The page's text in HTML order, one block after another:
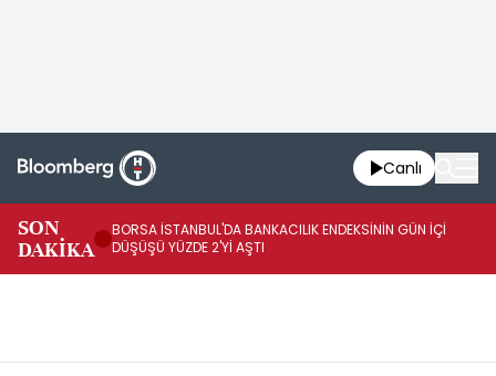
Canlı
SON
DAKİKA
BORSA İSTANBUL'DA BANKACILIK ENDEKSİNİN GÜN İÇİ
DÜŞÜŞÜ YÜZDE 2'Yİ AŞTI